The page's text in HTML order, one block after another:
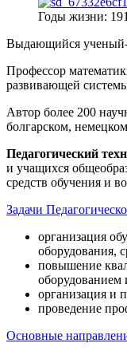
Годы жизни:
Выдающийся ученый-
Профессор
развивающей
Автор более 200
болгарском,
Педагогический
и учащихся
средств обучения и
Задачи
организация
оборудования,
повышение
оборудованием
организация и
проведение
Основные